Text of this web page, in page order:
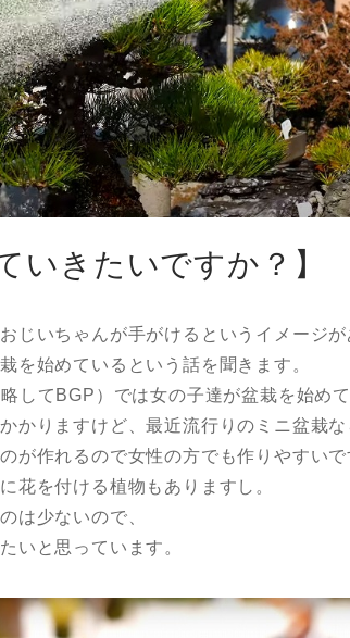
いきたいですか？】
じいちゃんが手がけるというイメージ
を始めているという話を聞きます。
てBGP）では女の子達が盆栽を始め
かりますけど、最近流行りのミニ盆栽
が作れるので女性の方でも作りやすい
花を付ける植物もありますし。
は少ないので、
いと思っています。